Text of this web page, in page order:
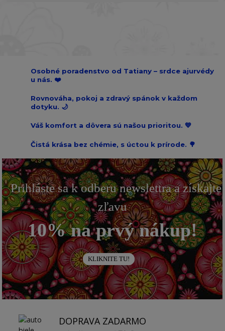
Osobné poradenstvo od Tatiany – srdce ajurvédy
u nás. ❤️
Rovnováha, pokoj a zdravý spánok v každom
dotyku. 🌙
Váš komfort a dôvera sú našou prioritou. 💙
Čistá krása bez chémie, s úctou k prírode. 🌳
Prihláste sa k odberu newslettra a získajte
zľavu
10% na prvý nákup!
KLIKNITE TU!
DOPRAVA ZADARMO